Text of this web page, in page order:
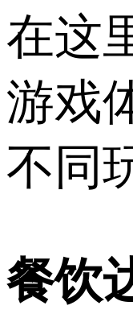
在这
游戏
不同
餐饮